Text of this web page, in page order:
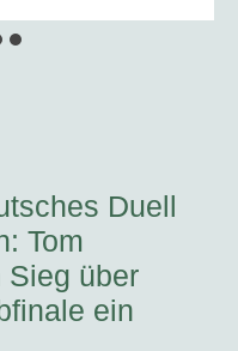
Duell
Tom
Sieg über
ein